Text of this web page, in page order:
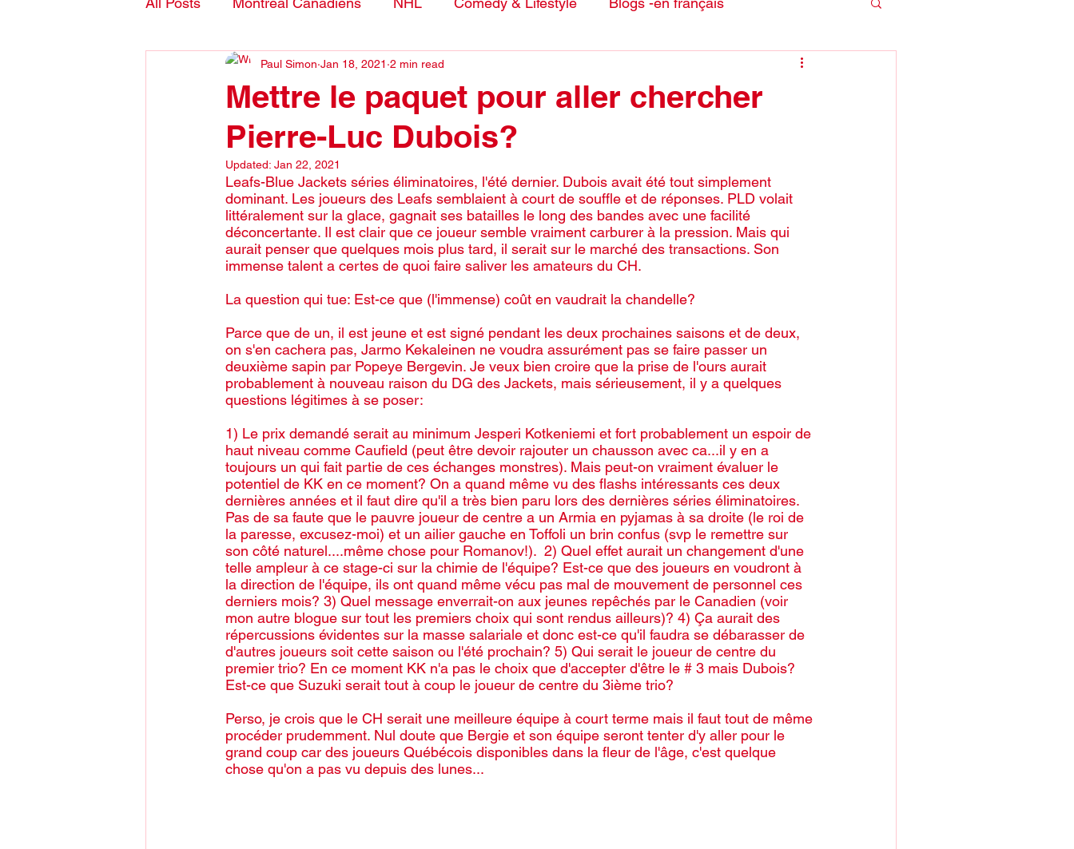
Blogs- in English
Mettre le paquet pour aller chercher
Pierre-Luc Dubois?
Paul Simon Jan 18, 2021 2 min read
Updated: Jan 22, 2021
Leafs-Blue Jackets séries éliminatoires, l'été dernier. Dubois avait été tout simplement
dominant. Les joueurs des Leafs semblaient à court de souffle et de réponses. PLD volait
littéralement sur la glace, gagnait ses batailles le long des bandes avec une facilité
déconcertante. Il est clair que ce joueur semble vraiment carburer à la pression. Mais qui
aurait penser que quelques mois plus tard, il serait sur le marché des transactions. Son
immense talent a certes de quoi faire saliver les amateurs du CH.
La question qui tue: Est-ce que (l'immense) coût en vaudrait la chandelle?
Parce que de un, il est jeune et est signé pendant les deux prochaines saisons et de deux,
on s'en cachera pas, Jarmo Kekaleinen ne voudra assurément pas se faire passer un
deuxième sapin par Popeye Bergevin. Je veux bien croire que la prise de l'ours aurait
probablement à nouveau raison du DG des Jackets, mais sérieusement, il y a quelques
questions légitimes à se poser:
1) Le prix demandé serait au minimum Jesperi Kotkeniemi et fort probablement un espoir de
haut niveau comme Caufield (peut être devoir rajouter un chausson avec ca...il y en a
toujours un qui fait partie de ces échanges monstres). Mais peut-on vraiment évaluer le
potentiel de KK en ce moment? On a quand même vu des flashs intéressants ces deux
dernières années et il faut dire qu'il a très bien paru lors des dernières séries éliminatoires.
Pas de sa faute que le pauvre joueur de centre a un Armia en pyjamas à sa droite (le roi de
la paresse, excusez-moi) et un ailier gauche en Toffoli un brin confus (svp le remettre sur
son côté naturel....même chose pour Romanov!).  2) Quel effet aurait un changement d'une
telle ampleur à ce stage-ci sur la chimie de l'équipe? Est-ce que des joueurs en voudront à
la direction de l'équipe, ils ont quand même vécu pas mal de mouvement de personnel ces
derniers mois? 3) Quel message enverrait-on aux jeunes repêchés par le Canadien (voir
mon autre blogue sur tout les premiers choix qui sont rendus ailleurs)? 4) Ça aurait des
répercussions évidentes sur la masse salariale et donc est-ce qu'il faudra se débarasser de
d'autres joueurs soit cette saison ou l'été prochain? 5) Qui serait le joueur de centre du
premier trio? En ce moment KK n'a pas le choix que d'accepter d'être le # 3 mais Dubois?
Est-ce que Suzuki serait tout à coup le joueur de centre du 3ième trio?
Perso, je crois que le CH serait une meilleure équipe à court terme mais il faut tout de même
procéder prudemment. Nul doute que Bergie et son équipe seront tenter d'y aller pour le
grand coup car des joueurs Québécois disponibles dans la fleur de l'âge, c'est quelque
chose qu'on a pas vu depuis des lunes...